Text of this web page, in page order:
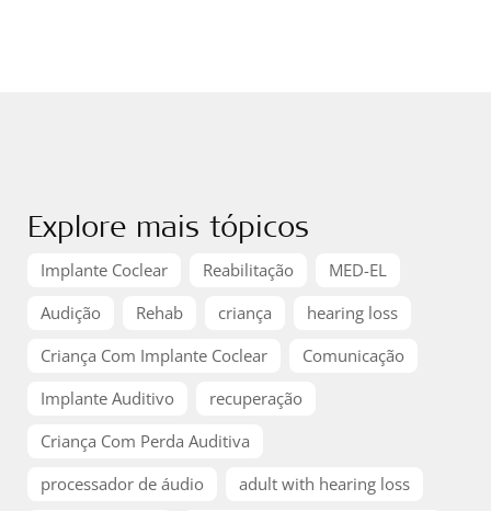
Explore mais tópicos
Implante Coclear Reabilitação
MED-EL
Audição
Rehab criança
hearing loss
Criança Com Implante Coclear
Comunicação
Implante Auditivo
recuperação
Criança Com Perda Auditiva
processador de áudio
adult with hearing loss